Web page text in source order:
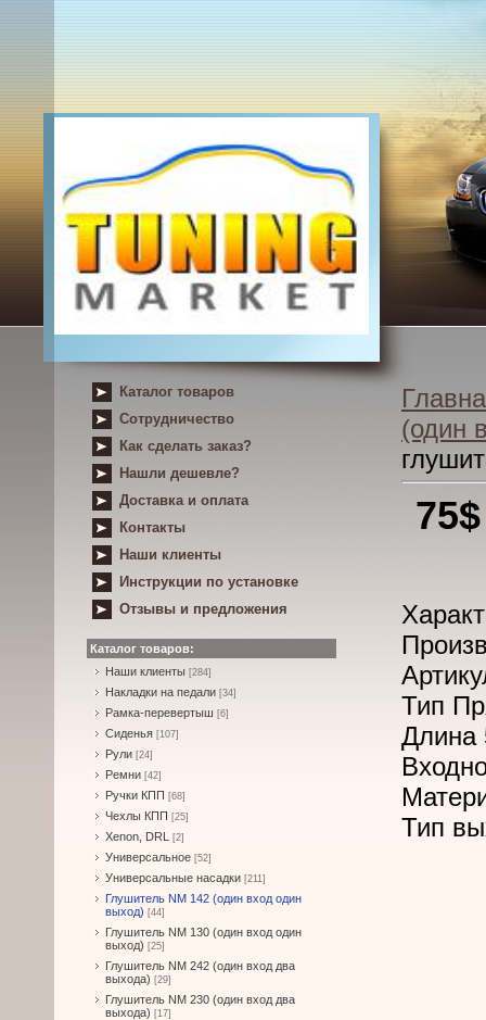
Каталог товаров
Сотрудничество
Как сделать заказ?
Нашли дешевле?
Доставка и оплата
Контакты
Наши клиенты
Инструкции по установке
Отзывы и предложения
Каталог товаров:
Наши клиенты [284]
Накладки на педали [34]
Рамка-перевертыш [6]
Сиденья [107]
Рули [24]
Ремни [42]
Ручки КПП [68]
Чехлы КПП [25]
Xenon, DRL [2]
Универсальное [52]
Универсальные насадки [211]
Глушитель NM 142 (один вход один
выход) [44]
Глушитель NM 130 (один вход один
выход) [25]
Глушитель NM 242 (один вход два
выхода) [29]
Глушитель NM 230 (один вход два
выхода) [17]
(один
Тип
Длина
Тип